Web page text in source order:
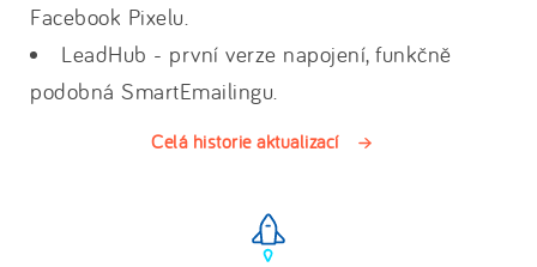
Facebook Pixelu.
LeadHub - první verze napojení, funkčně
podobná SmartEmailingu.
Celá historie aktualizací